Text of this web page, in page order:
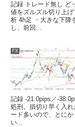
記録 トレード無し ど
値をズルズル切り上
析 4h足 ・大きな下降
し、前回...
FX
記録 -21.0pips／-
処刑。損切り早く入
ード多いので、とに
い...